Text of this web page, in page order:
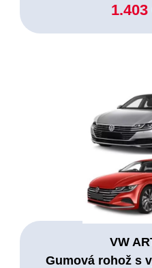
VW
Gumová rohož s